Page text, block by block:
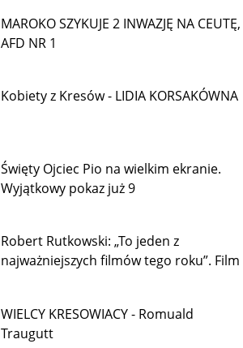
MAROKO SZYKUJE 2 INWAZJĘ NA CEUTĘ,
AFD NR 1
Kobiety z Kresów - LIDIA KORSAKÓWNA
Święty Ojciec Pio na wielkim ekranie.
Wyjątkowy pokaz już 9
Robert Rutkowski: „To jeden z
najważniejszych filmów tego roku”. Film
WIELCY KRESOWIACY - Romuald
Traugutt